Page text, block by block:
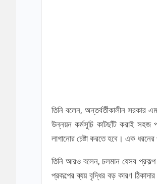
তিনি বলেন, অন্তর্বর্তীকালীন
উন্নয়ন কর্মসূচি কাটছাঁট করাই সহজ
লাগানোর চেষ্টা করতে হবে। এক
তিনি আরও বলেন, চলমান যেসব
প্রকল্পের ব্যয় বৃদ্ধির বড় কারণ